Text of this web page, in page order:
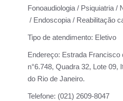
Fonoaudiologia / Psiquiatria /
/ Endoscopia / Reabilitação
Tipo de atendimento: Eletivo
Endereço: Estrada Francisco
n°6.748, Quadra 32, Lote 09,
do Rio de Janeiro.
Telefone: (021) 2609-8047